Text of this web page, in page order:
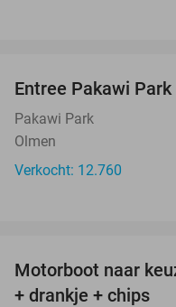
Entree Pakawi Park
Pakawi Park
Olmen
Verkocht: 12.760
Motorboot naar
+ drankje + chips